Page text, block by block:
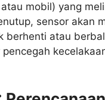
mobil) yang
sensor akan
berhenti atau